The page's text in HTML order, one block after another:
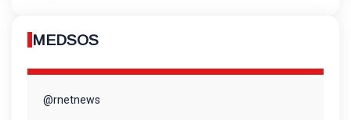
MEDSOS
@rnetnews